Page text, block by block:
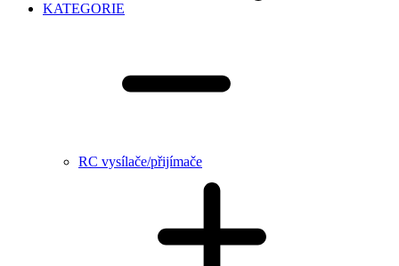
KATEGORIE
RC vysílače/přijímače